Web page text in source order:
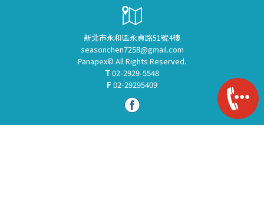
新北市永和區永貞路51號4樓
seasonchen7258@gmail.com
Panapex© All Rights Reserved.
T 02-2929-5548
F 02-29295409